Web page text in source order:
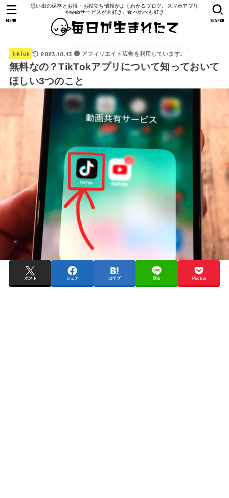
思い出の保存とお得・お役立ち情報がよくわかるブログ。スマホアプリ
やwebサービスが大好き。食べ比べも好き
SEARCH
MENU
TikTok 2023.10.13 アフィリエイト広告を利用しています。
無料なの？TikTokアプリについて知っておいて
ほしい3つのこと
ポスト シェア はてブ 送る Pocket